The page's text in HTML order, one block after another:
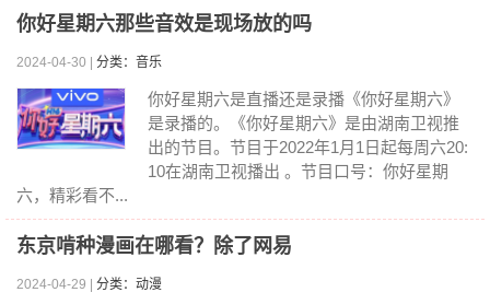
你好星期六那些音效是现场放的吗
2024-04-30 | 分类：音乐
你好星期六是直播还是录播《你好星期六》
是录播的。《你好星期六》是由湖南卫视推
出的节目。节目于2022年1月1日起每周六20:
10在湖南卫视播出 。节目口号：你好星期
六，精彩看不...
东京啃种漫画在哪看？除了网易
2024-04-29 | 分类：动漫